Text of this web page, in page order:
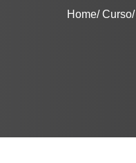
Home Curso